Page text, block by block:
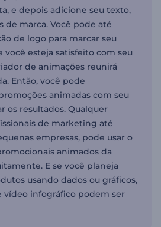
e depois adicione seu texto,
de marca. Você pode até
de logo para marcar seu
você esteja satisfeito com seu
de animações reunirá
Então, você pode
animadas com seu
os resultados. Qualquer
de marketing até
empresas, pode usar o
animados da
E se você planeja
usando dados ou gráficos,
vídeo infográfico podem ser